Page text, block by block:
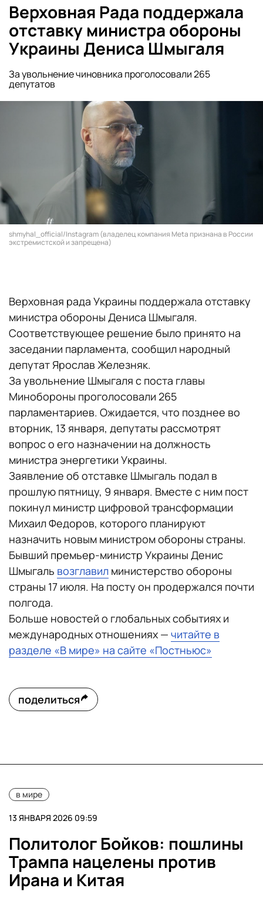
Верховная Рада поддержала
отставку министра обороны
Украины Дениса Шмыгаля
За увольнение чиновника проголосовали 265
депутатов
shmyhal_official/Instagram (владелец компания Meta признана в России
экстремистской и запрещена)
Верховная рада Украины поддержала отставку
министра обороны Дениса Шмыгаля.
Соответствующее решение было принято на
заседании парламента, сообщил народный
депутат Ярослав Железняк.
За увольнение Шмыгаля с поста главы
Минобороны проголосовали 265
парламентариев. Ожидается, что позднее во
вторник, 13 января, депутаты рассмотрят
вопрос о его назначении на должность
министра энергетики Украины.
Заявление об отставке Шмыгаль подал в
прошлую пятницу, 9 января. Вместе с ним пост
покинул министр цифровой трансформации
Михаил Федоров, которого планируют
назначить новым министром обороны страны.
Бывший премьер-министр Украины Денис
Шмыгаль возглавил министерство обороны
страны 17 июля. На посту он продержался почти
полгода.
Больше новостей о глобальных событиях и
международных отношениях — читайте в
разделе «В мире» на сайте «Постньюс»
поделиться
в мире
13 ЯНВАРЯ 2026 09:59
Политолог Бойков: пошлины
Трампа нацелены против
Ирана и Китая